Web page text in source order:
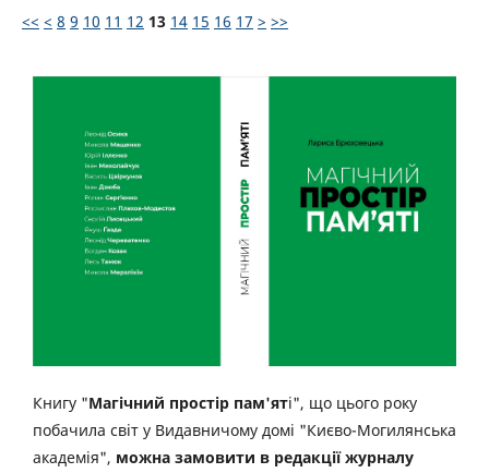
<< < 8 9 10 11 12 13 14 15 16 17 > >>
Книгу "Магічний простір пам'яті", що цього року
побачила світ у Видавничому домі "Києво-Могилянська
академія", можна замовити в редакції журналу